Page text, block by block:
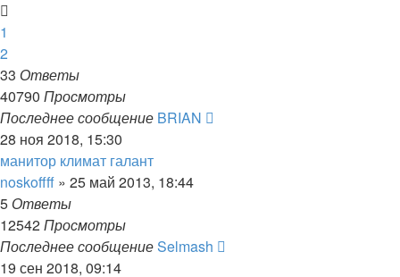
1
2
33 Ответы
40790 Просмотры
Последнее сообщение BRIAN
28 ноя 2018, 15:30
манитор климат галант
noskoffff » 25 май 2013, 18:44
5 Ответы
12542Просмотры
Последнее сообщениеSelmash
19 сен 2018, 09:14